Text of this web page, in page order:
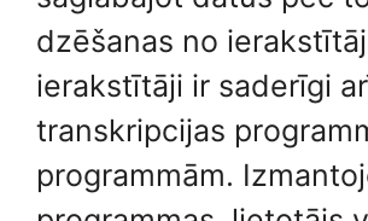
dzēšanas no
ierakstītāji ir saderīgi
transkripcijas
programmām.